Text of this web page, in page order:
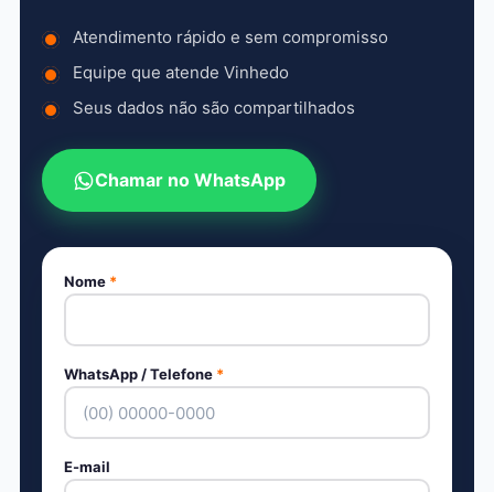
Atendimento rápido e sem compromisso
Equipe que atende Vinhedo
Seus dados não são compartilhados
Chamar no WhatsApp
Nome *
WhatsApp / Telefone *
E-mail